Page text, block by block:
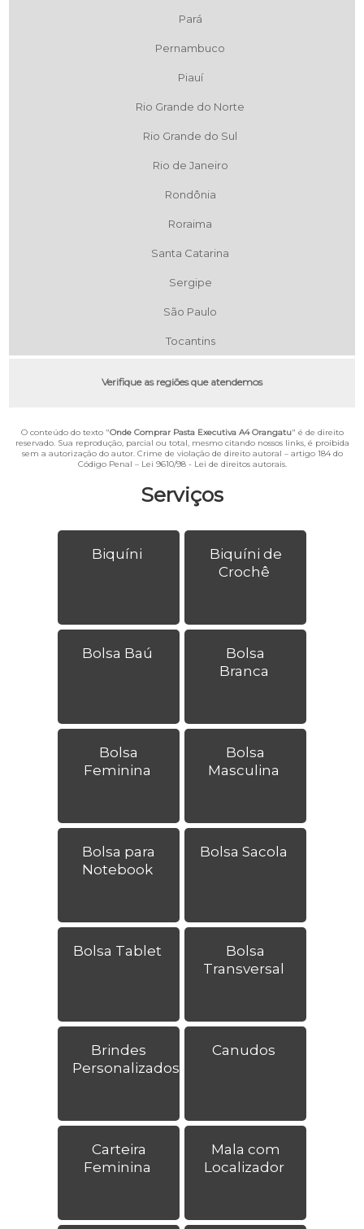
Serviços
Biquíni
Biquíni de
Crochê
Bolsa Baú
Bolsa
Branca
Bolsa
Feminina
Bolsa
Masculina
Bolsa para
Notebook
Bolsa Sacola
Bolsa Tablet
Bolsa
Transversal
Brindes
Personalizados
Canudos
Carteira
Feminina
Mala com
Localizador
Pará
Pernambuco
Piauí
Rio Grande do Norte
Rio Grande do Sul
Rio de Janeiro
Rondônia
Roraima
Santa Catarina
Sergipe
São Paulo
Tocantins
Verifique as regiões que atendemos
O conteúdo do texto "Onde Comprar Pasta Executiva A4 Orangatu" é de direito
reservado. Sua reprodução, parcial ou total, mesmo citando nossos links, é proibida
sem a autorização do autor. Crime de violação de direito autoral – artigo 184 do
Código Penal – Lei 9610/98 - Lei de direitos autorais.